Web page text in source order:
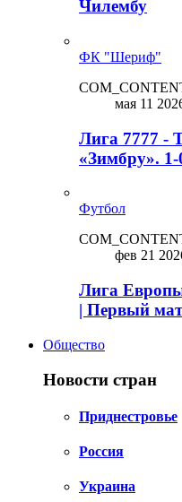
Чилембу
ФК "Шериф"
мая 11
Лига 7777 -
«Зимбру». 1-
Футбол
фев 21
Лига
| Первый
Общество
Новости стран
Приднестровье
Россия
Украина